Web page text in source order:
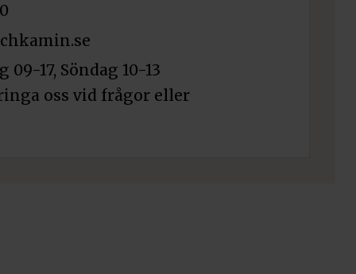
17, Söndag 10-13
oss vid frågor eller